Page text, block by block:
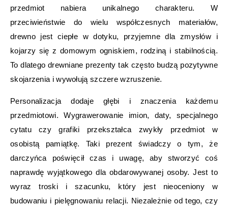
przedmiot nabiera unikalnego charakteru. W
przeciwieństwie do wielu współczesnych materiałów,
drewno jest ciepłe w dotyku, przyjemne dla zmysłów i
kojarzy się z domowym ogniskiem, rodziną i stabilnością.
To dlatego drewniane prezenty tak często budzą pozytywne
skojarzenia i wywołują szczere wzruszenie.
Personalizacja dodaje głębi i znaczenia każdemu
przedmiotowi. Wygrawerowanie imion, daty, specjalnego
cytatu czy grafiki przekształca zwykły przedmiot w
osobistą pamiątkę. Taki prezent świadczy o tym, że
darczyńca poświęcił czas i uwagę, aby stworzyć coś
naprawdę wyjątkowego dla obdarowywanej osoby. Jest to
wyraz troski i szacunku, który jest nieoceniony w
budowaniu i pielęgnowaniu relacji. Niezależnie od tego, czy